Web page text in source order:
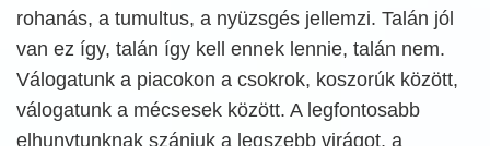
rohanás, a tumultus, a nyüzsgés jellemzi. Talán jól
van ez így, talán így kell ennek lennie, talán nem.
Válogatunk a piacokon a csokrok, koszorúk között,
válogatunk a mécsesek között. A legfontosabb
elhunytunknak szánjuk a legszebb virágot, a